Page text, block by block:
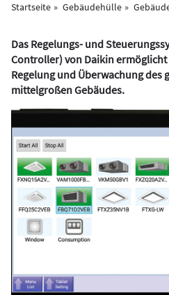
Startseite Gebäudehülle
Das Regelungs- und
Controller) von Daikin
Regelung und Überwachung des
mittelgroßen Gebäudes.